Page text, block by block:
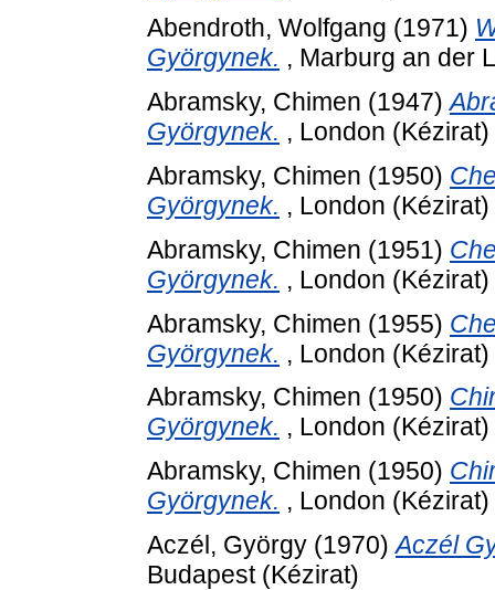
Abendroth, Wolfgang (1971)
Györgynek. , Marburg an der
Abramsky, Chimen (1947)
Györgynek. , London (Kézirat)
Abramsky, Chimen (1950)
Györgynek. , London (Kézirat)
Abramsky, Chimen (1951)
Györgynek. , London (Kézirat)
Abramsky, Chimen (1955)
Györgynek. , London (Kézirat)
Abramsky, Chimen (1950)
Györgynek. , London (Kézirat)
Abramsky, Chimen (1950)
Györgynek. , London (Kézirat)
Aczél, György (1970)Aczél
Budapest (Kézirat)